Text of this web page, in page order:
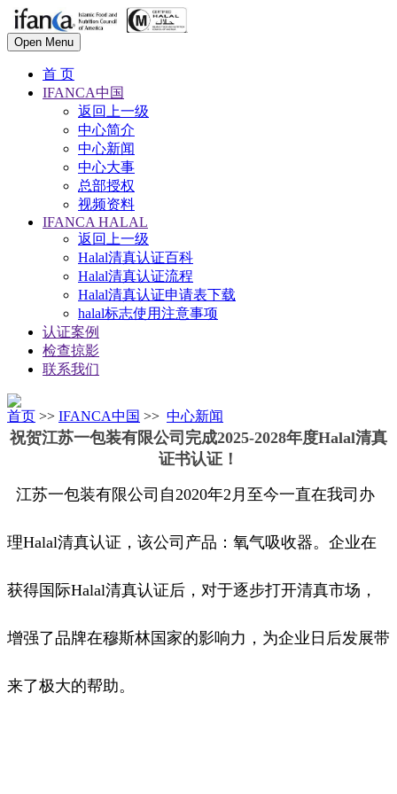
Open Menu
首 页
IFANCA中国
返回上一级
中心简介
中心新闻
中心大事
总部授权
视频资料
IFANCA HALAL
返回上一级
Halal清真认证百科
Halal清真认证流程
Halal清真认证申请表下载
halal标志使用注意事项
认证案例
检查掠影
联系我们
首页 >> IFANCA中国 >> 中心新闻
祝贺江苏一包装有限公司完成2025-2028年度Halal清真
证书认证！
江苏一包装有限公司自2020年2月至今一直在我司办
理Halal清真认证，该公司产品：氧气吸收器。企业在
获得国际Halal清真认证后，对于逐步打开清真市场，
增强了品牌在穆斯林国家的影响力，为企业日后发展带
来了极大的帮助。